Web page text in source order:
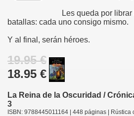
Les queda por
batallas: cada uno consigo mismo.
Y al final, serán héroes.
19.95 €
18.95 €
La Reina de la Oscuridad /
3
ISBN: 9788445011164 | 448 páginas | Rústica